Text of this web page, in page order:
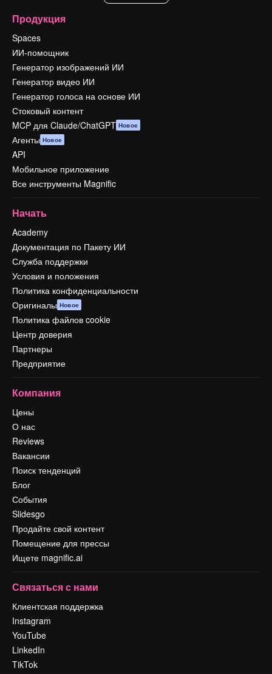
Продукция
Spaces
ИИ-помощник
Генератор изображений ИИ
Генератор видео ИИ
Генератор голоса на основе ИИ
Стоковый контент
MCP для Claude/ChatGPT Новое
Агенты Новое
API
Мобильное приложение
Все инструменты Magnific
Начать
Academy
Документация по Пакету ИИ
Служба поддержки
Условия и положения
Политика конфиденциальности
Оригиналы Новое
Политика файлов cookie
Центр доверия
Партнеры
Предприятие
Компания
Цены
О нас
Reviews
Вакансии
Поиск тенденций
Блог
События
Slidesgo
Продайте свой контент
Помещение для прессы
Ищете magnific.ai
Связаться с нами
Клиентская поддержка
Instagram
YouTube
LinkedIn
TikTok